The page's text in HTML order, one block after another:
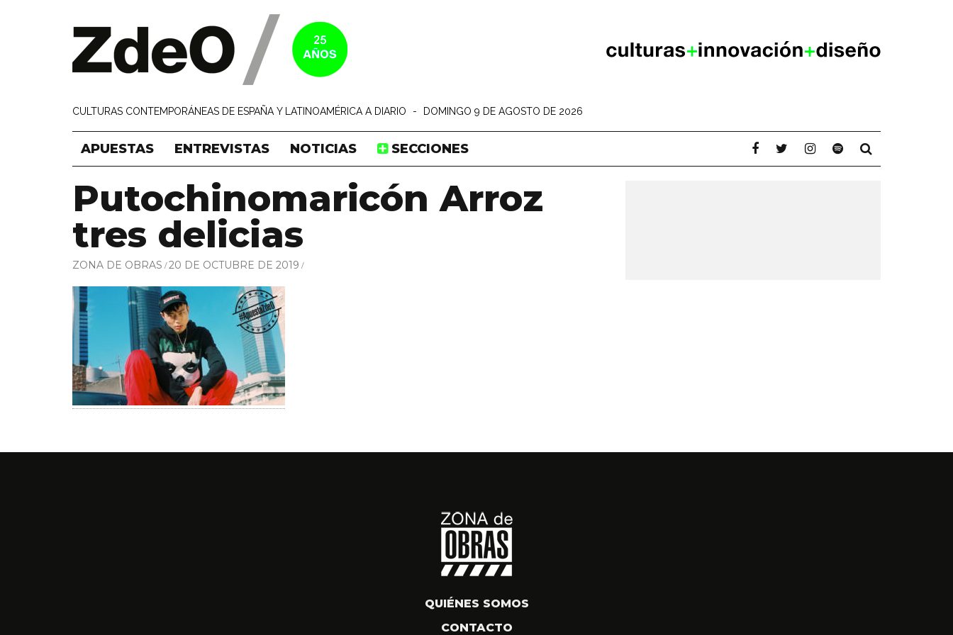
CULTURAS CONTEMPORÁNEAS DE ESPAÑA Y LATINOAMÉRICA A DIARIO - DOMINGO 9 DE AGOSTO DE 2026
APUESTAS ENTREVISTAS NOTICIAS SECCIONES
Putochinomaricón Arroz
tres delicias
ZONA DE OBRAS 20 DE OCTUBRE DE 2019
QUIÉNES SOMOS
CONTACTO